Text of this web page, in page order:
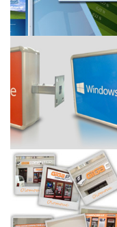
Nový branding
světelné reklamy
Office 2013 a Windows
Značení poboček firmy
GIGACOMPUTER, s.r.o